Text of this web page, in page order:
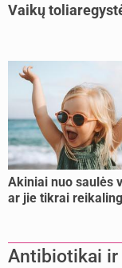
Vaikų
Akiniai nuo saulės
ar jie tikrai
Antibiotikai ir